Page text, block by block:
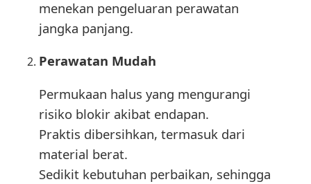
menekan pengeluaran perawatan
jangka panjang.
Perawatan Mudah
Permukaan halus yang mengurangi
risiko blokir akibat endapan.
Praktis dibersihkan, termasuk dari
material berat.
Sedikit kebutuhan perbaikan, sehingga